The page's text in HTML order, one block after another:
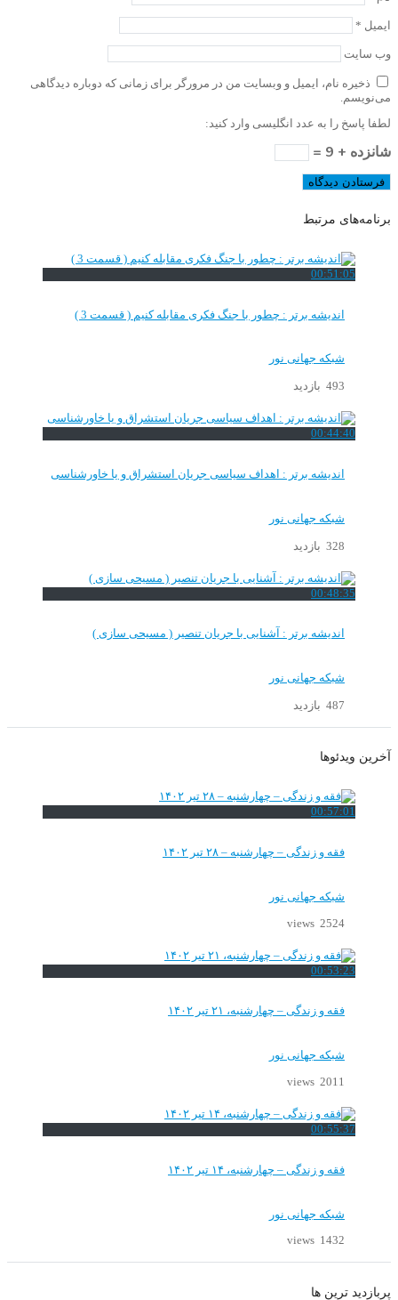
ایمیل *
وب‌ سایت
ذخیره نام، ایمیل و وبسایت من در مرورگر برای زمانی که دوباره دیدگاهی
می‌نویسم.
لطفا پاسخ را به عدد انگلیسی وارد کنید:
شانزده + 9 =
برنامه‌های مرتبط
00:51:05
اندیشه برتر : چطور با جنگ فکری مقابله کنیم ( قسمت 3 )
شبکه جهانی نور
493 بازدید
00:44:40
اندیشه برتر : اهداف سیاسی جریان استشراق و یا خاورشناسی
شبکه جهانی نور
328 بازدید
00:48:35
اندیشه برتر : آشنایی با جریان تنصیر ( مسیحی سازی )
شبکه جهانی نور
487 بازدید
آخرین ویدئوها
00:57:01
فقه و زندگی – چهارشنبه – ۲۸ تیر ۱۴۰۲
شبکه جهانی نور
2524 views
00:53:23
فقه و زندگی – چهارشنبه، ۲۱ تیر ۱۴۰۲
شبکه جهانی نور
2011 views
00:55:37
فقه و زندگی – چهارشنبه، ۱۴ تیر ۱۴۰۲
شبکه جهانی نور
1432 views
پربازدید ترین ها